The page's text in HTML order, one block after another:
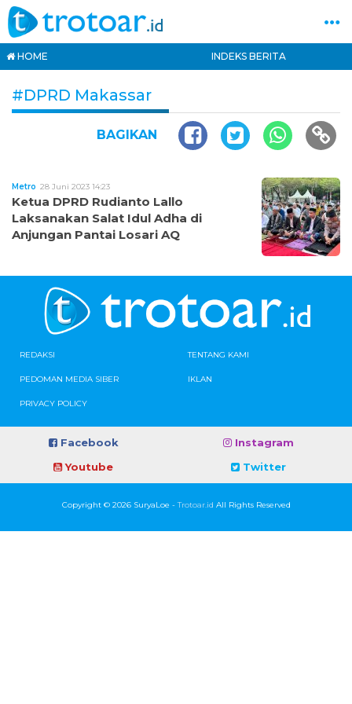
HOME INDEKS BERITA
#DPRD Makassar
BAGIKAN
Metro 28 Juni 2023 14:23
Ketua DPRD Rudianto Lallo
Laksanakan Salat Idul Adha di
Anjungan Pantai Losari AQ
REDAKSI TENTANG KAMI
PEDOMAN MEDIA SIBER IKLAN
PRIVACY POLICY
Facebook
Instagram
Youtube
Twitter
Copyright © 2026 SuryaLoe -Trotoar.id All Rights Reserved